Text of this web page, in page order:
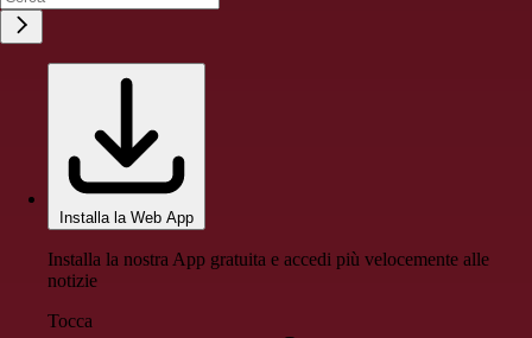
Installa la Web App
Installa la nostra App gratuita e accedi più velocemente alle
notizie
Tocca